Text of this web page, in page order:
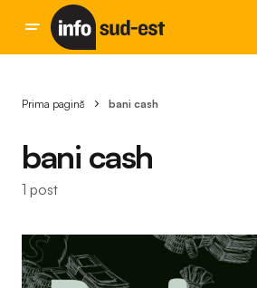
Prima pagină bani cash
bani cash
1 post